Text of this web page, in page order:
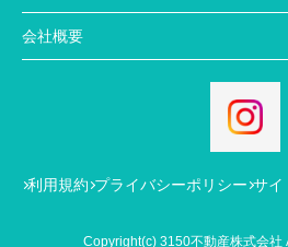
会社概要
利用規約 プライバシーポリシー サイ
Copyright(c) 3150不動産株式会社